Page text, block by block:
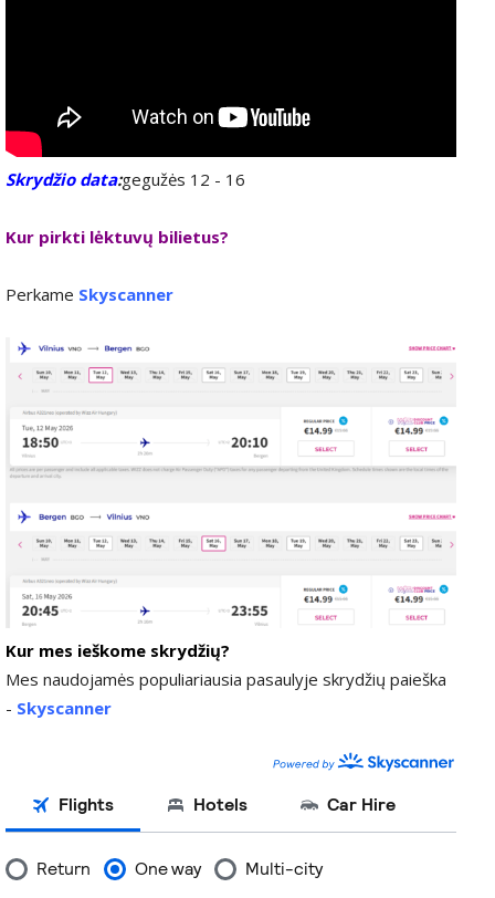
Skrydžio data:gegužės 12 - 16
Kur pirkti lėktuvų bilietus?
Perkame Skyscanner
Kur mes ieškome skrydžių?
Mes naudojamės populiariausia pasaulyje skrydžių paieška
- Skyscanner